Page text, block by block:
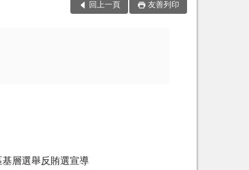
回上一頁 友善列印
層選舉反賄選宣導